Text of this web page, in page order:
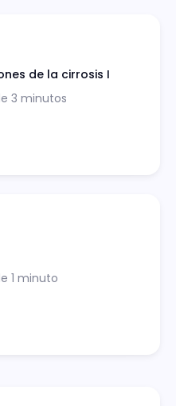
de la cirrosis I
3 minutos
1 minuto